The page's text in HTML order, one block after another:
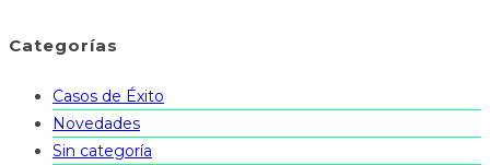
Categorías
Casos de Éxito
Novedades
Sin categoría